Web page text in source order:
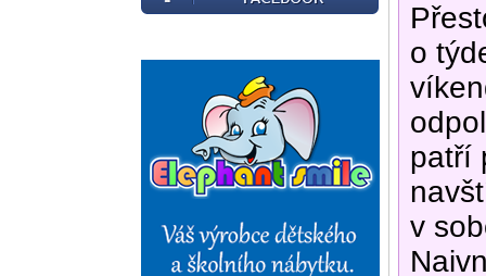
o
patří
v